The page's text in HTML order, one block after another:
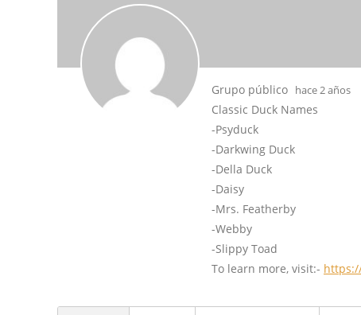
Grupo público hace 2 años
Classic Duck Names
-Psyduck
-Darkwing Duck
-Della Duck
-Daisy
-Mrs. Featherby
-Webby
-Slippy Toad
To learn more, visit:-